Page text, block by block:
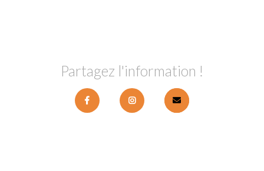
Partagez l'information !